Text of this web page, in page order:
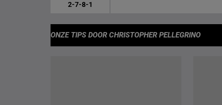
2-7-8-1
ONZE TIPS DOOR CHRISTOPHER PELLEGRINO